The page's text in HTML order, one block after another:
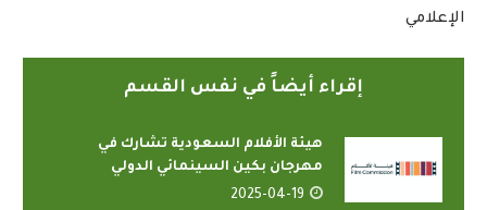
الإعلامي
إقراء أيضاً في نفس القسم
هيئة الأفلام السعودية تشارك في
مهرجان بكين السينمائي الدولي
2025-04-19